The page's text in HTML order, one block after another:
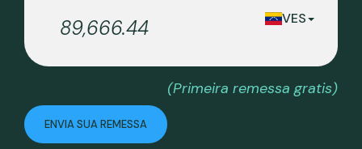
VES
(Primeira remessa gratis)
ENVIA SUA REMESSA